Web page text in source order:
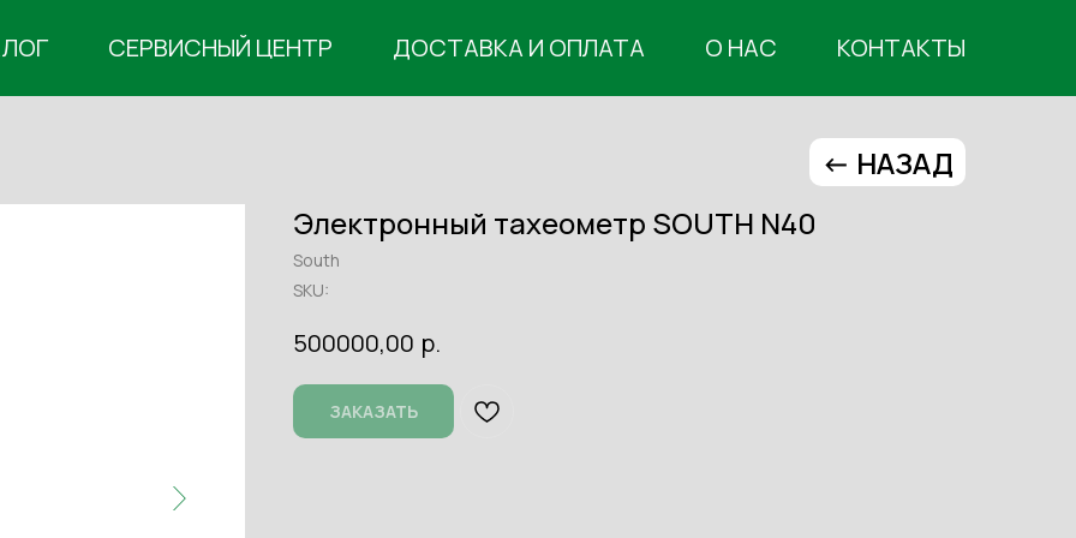
СЕРВИСНЫЙ ЦЕНТР ДОСТАВКА И ОПЛАТА О НАС КОНТАКТЫ
<- НАЗАД
Электронный тахеометр SOUTH N40
South
SKU:
500000,00 р.
ЗАКАЗАТЬ